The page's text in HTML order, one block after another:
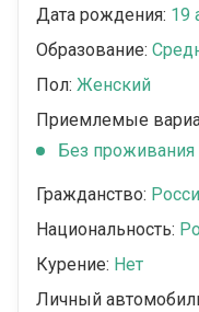
Дата рождения: 19
Образование:
Пол: Женский
Приемлемые
Без проживания
Гражданство:
Национальность:
Курение: Нет
Личный